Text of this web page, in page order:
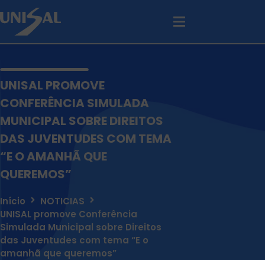
UNISAL PROMOVE
CONFERÊNCIA SIMULADA
MUNICIPAL SOBRE DIREITOS
DAS JUVENTUDES COM TEMA
“E O AMANHÃ QUE
QUEREMOS”
Início
NOTICIAS
UNISAL promove Conferência
Simulada Municipal sobre Direitos
das Juventudes com tema “E o
amanhã que queremos”